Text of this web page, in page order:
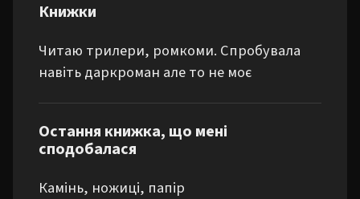
Книжки
Читаю трилери, ромкоми. Спробувала
навіть даркроман але то не моє
Остання книжка, що мені
сподобалася
Камінь, ножиці, папір